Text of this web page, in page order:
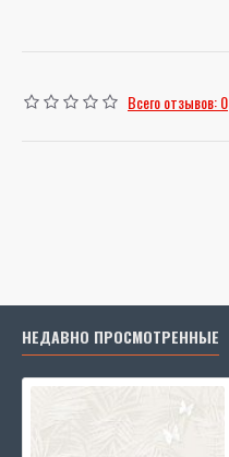
Всего отзывов: 0
НЕДАВНО ПРОСМОТРЕННЫЕ